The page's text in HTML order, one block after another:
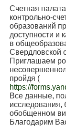
Счетная
контрольно-
образований
доступности и
в
Свердловской
Приглашаем
пройдя (
https://
Все данные,
исследования,
обобщенном
Благодарим